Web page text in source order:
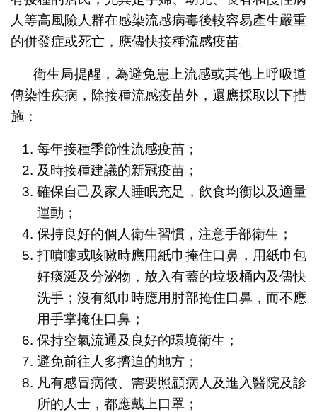
人等高風險人群在感染流感病毒後較容易產生嚴重
的併發症或死亡，應儘快接種流感疫苗。
衛生局提醒，為避免患上流感或其他上呼吸道
傳染性疾病，除接種流感疫苗外，還應採取以下措
施：
每年接種季節性流感疫苗；
及時接種建議的新冠疫苗；
確保自己及家人睡眠充足，飲食均衡以及適量
運動；
保持良好的個人衛生習慣，注意手部衛生；
打噴嚏或咳嗽時應用紙巾掩住口鼻，用紙巾包
好痰涎及分泌物，放入有蓋的垃圾桶內及儘快
洗手；沒有紙巾時應用肘部掩住口鼻，而不應
用手掌掩住口鼻；
保持空氣流通及良好的環境衛生；
避免前往人多擠迫的地方；
凡有感冒病徵、需要照顧病人及進入醫院及診
所的人士，都應戴上口罩；